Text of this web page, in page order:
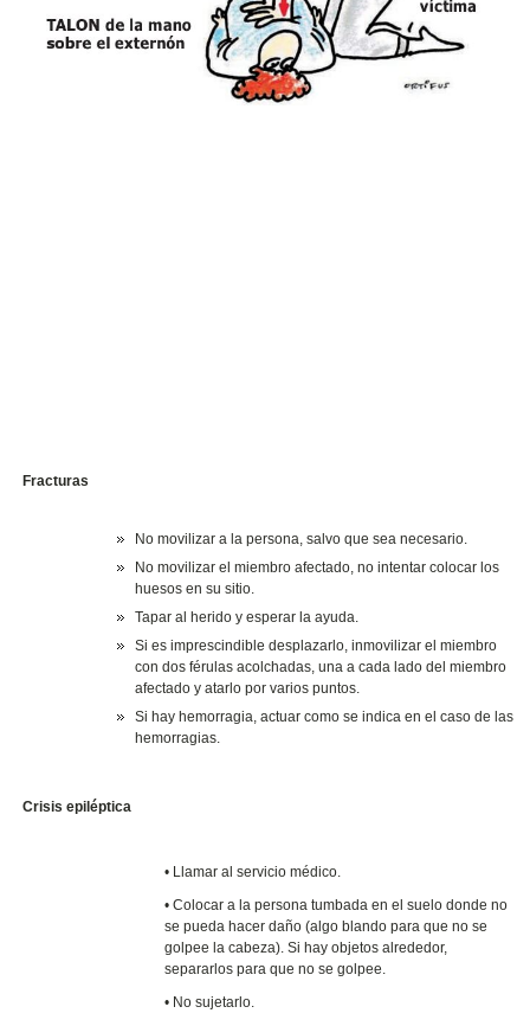
Fracturas
No movilizar a la persona, salvo que sea necesario.
No movilizar el miembro afectado, no intentar colocar los
huesos en su sitio.
Tapar al herido y esperar la ayuda.
Si es imprescindible desplazarlo, inmovilizar el miembro
con dos férulas acolchadas, una a cada lado del miembro
afectado y atarlo por varios puntos.
Si hay hemorragia, actuar como se indica en el caso de las
hemorragias.
Crisis epiléptica
• Llamar al servicio médico.
• Colocar a la persona tumbada en el suelo donde no
se pueda hacer daño (algo blando para que no se
golpee la cabeza). Si hay objetos alrededor,
separarlos para que no se golpee.
• No sujetarlo.